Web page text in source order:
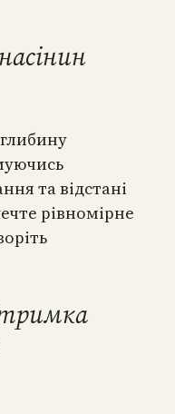
та відстані
рівномірне